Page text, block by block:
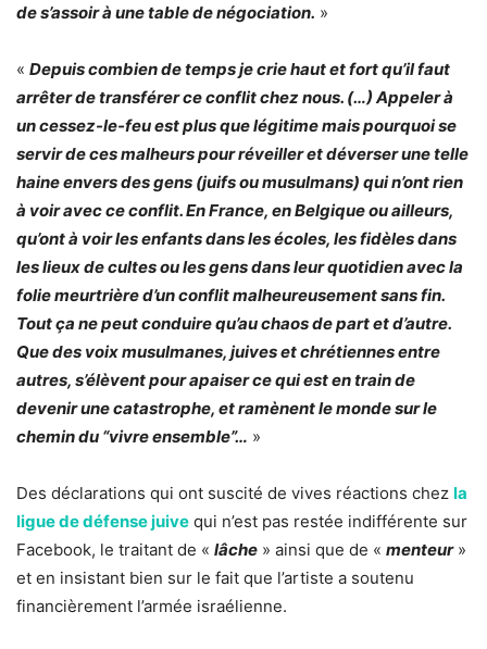
de s’assoir à une table de négociation. »
« Depuis combien de temps je crie haut et fort qu’il faut
arrêter de transférer ce conflit chez nous. (…) Appeler à
un cessez-le-feu est plus que légitime mais pourquoi se
servir de ces malheurs pour réveiller et déverser une telle
haine envers des gens (juifs ou musulmans) qui n’ont rien
à voir avec ce conflit. En France, en Belgique ou ailleurs,
qu’ont à voir les enfants dans les écoles, les fidèles dans
les lieux de cultes ou les gens dans leur quotidien avec la
folie meurtrière d’un conflit malheureusement sans fin.
Tout ça ne peut conduire qu’au chaos de part et d’autre.
Que des voix musulmanes, juives et chrétiennes entre
autres, s’élèvent pour apaiser ce qui est en train de
devenir une catastrophe, et ramènent le monde sur le
chemin du “vivre ensemble”… »
Des déclarations qui ont suscité de vives réactions chez la
ligue de défense juive qui n’est pas restée indifférente sur
Facebook, le traitant de « lâche » ainsi que de « menteur »
et en insistant bien sur le fait que l’artiste a soutenu
financièrement l’armée israélienne.